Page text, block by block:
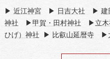
▶ 近江神宮▶ 日吉大社 ▶ 建
神社 ▶ 甲賀・田村神社 ▶ 立
ひげ）神社 ▶ 比叡山延暦寺▶